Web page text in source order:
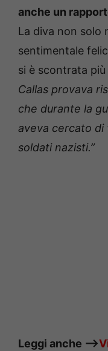
anche un
La diva non solo
sentimentale
si è scontrata
Callas provava
che durante la
aveva cercato di
soldati nazisti.”
Leggi anche —->